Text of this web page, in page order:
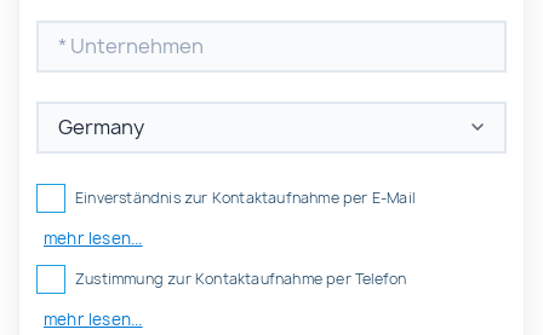
Einverständnis zur Kontaktaufnahme per E-Mail
mehr lesen...
Zustimmung zur Kontaktaufnahme per Telefon
mehr lesen...